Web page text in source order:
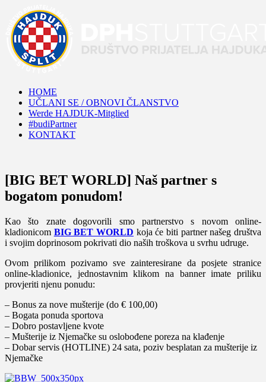
HOME
UČLANI SE / OBNOVI ČLANSTVO
Werde HAJDUK-Mitglied
#budiPartner
KONTAKT
[BIG BET WORLD] Naš partner s
bogatom ponudom!
Kao što znate dogovorili smo partnerstvo s novom online-
kladionicom BIG BET WORLD koja će biti partner našeg društva
i svojim doprinosom pokrivati dio naših troškova u svrhu udruge.
Ovom prilikom pozivamo sve zainteresirane da posjete stranice
online-kladionice, jednostavnim klikom na banner imate priliku
provjeriti njenu ponudu:
– Bonus za nove mušterije (do € 100,00)
– Bogata ponuda sportova
– Dobro postavljene kvote
– Mušterije iz Njemačke su oslobođene poreza na klađenje
– Dobar servis (HOTLINE) 24 sata, poziv besplatan za mušterije iz
Njemačke